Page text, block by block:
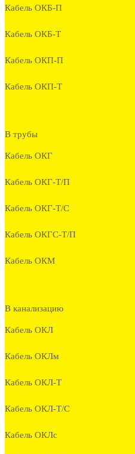
Кабель ОКБ-П
Кабель ОКБ-Т
Кабель ОКП-П
Кабель ОКП-Т
В трубы
Кабель ОКГ
Кабель ОКГ-Т/П
Кабель ОКГ-Т/С
Кабель ОКГС-Т/П
Кабель ОКМ
В канализацию
Кабель ОКЛ
Кабель ОКЛм
Кабель ОКЛ-Т
Кабель ОКЛ-Т/С
Кабель ОКЛc